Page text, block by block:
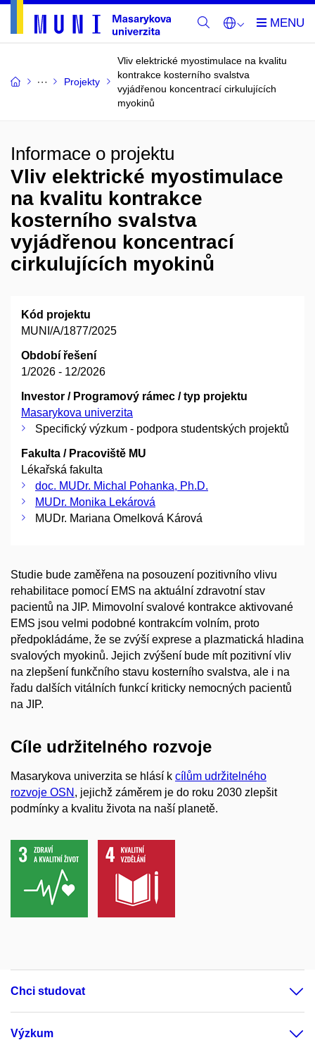
Projekty
Vliv elektrické myostimulace na kvalitu
kontrakce kosterního svalstva
vyjádřenou koncentrací cirkulujících
myokinů
Informace o projektu
Vliv elektrické myostimulace
na kvalitu kontrakce
kosterního svalstva
vyjádřenou koncentrací
cirkulujících myokinů
Kód projektu
MUNI/A/1877/2025
Období řešení
1/2026 - 12/2026
Investor / Programový rámec / typ projektu
Masarykova univerzita
Specifický výzkum - podpora studentských projektů
Fakulta / Pracoviště MU
Lékařská fakulta
doc. MUDr. Michal Pohanka, Ph.D.
MUDr. Monika Lekárová
MUDr. Mariana Omelková Kárová
Studie bude zaměřena na posouzení pozitivního vlivu
rehabilitace pomocí EMS na aktuální zdravotní stav
pacientů na JIP. Mimovolní svalové kontrakce aktivované
EMS jsou velmi podobné kontrakcím volním, proto
předpokládáme, že se zvýší exprese a plazmatická hladina
svalových myokinů. Jejich zvýšení bude mít pozitivní vliv
na zlepšení funkčního stavu kosterního svalstva, ale i na
řadu dalších vitálních funkcí kriticky nemocných pacientů
na JIP.
Cíle udržitelného rozvoje
Masarykova univerzita se hlásí k cílům udržitelného
rozvoje OSN , jejichž záměrem je do roku 2030 zlepšit
podmínky a kvalitu života na naší planetě.
Chci studovat
Výzkum